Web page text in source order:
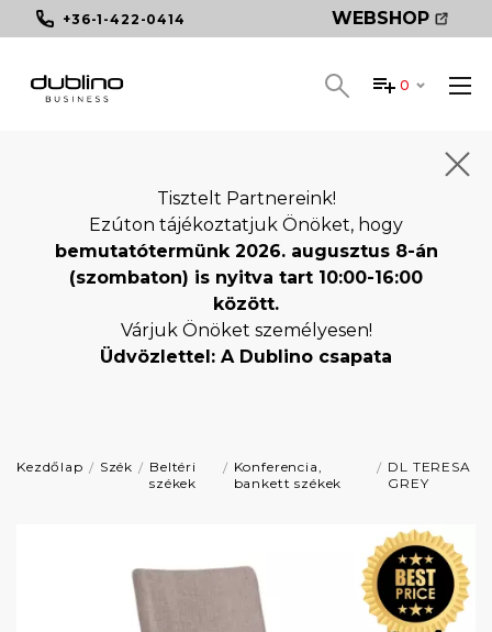
+36-1-422-0414 WEBSHOP
0
Tisztelt Partnereink!
Ezúton tájékoztatjuk Önöket, hogy
bemutatótermünk 2026. augusztus 8-án
(szombaton) is nyitva tart 10:00-16:00
között.
Várjuk Önöket személyesen!
Üdvözlettel: A Dublino csapata
Kezdőlap Szék
Beltéri
székek
Konferencia,
bankett székek
DL TERESA
GREY